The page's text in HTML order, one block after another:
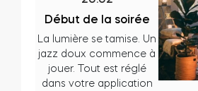
Début de la soirée
La lumière se tamise. Un
jazz doux commence à
jouer. Tout est réglé
dans votre application